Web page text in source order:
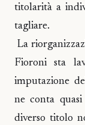
titolarità a
tagliare.
La
Fioroni sta
imputazione
ne conta
diverso titolo